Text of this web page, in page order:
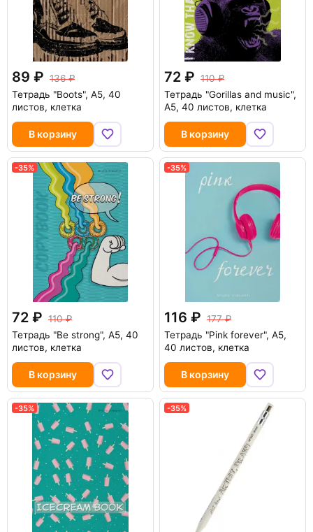
89
136
Тетрадь "Boots", А5, 40
листов, клетка
В корзину
72
110
Тетрадь "Gorillas and music",
А5, 40 листов, клетка
В корзину
-35%
72
110
Тетрадь "Be strong", А5, 40
листов, клетка
В корзину
-35%
116
177
Тетрадь "Pink forever", А5,
40 листов, клетка
В корзину
-35% -35%